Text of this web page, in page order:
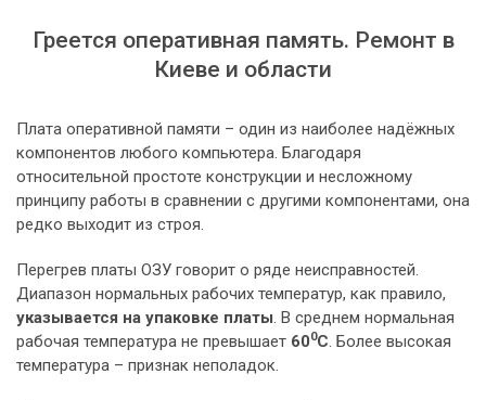
Греется оперативная память. Ремонт в
Киеве и области
Плата оперативной памяти – один из наиболее надёжных
компонентов любого компьютера. Благодаря
относительной простоте конструкции и несложному
принципу работы в сравнении с другими компонентами, она
редко выходит из строя.
Перегрев платы ОЗУ говорит о ряде неисправностей.
Диапазон нормальных рабочих температур, как правило,
указывается на упаковке платы. В среднем нормальная
рабочая температура не превышает 600С. Более высокая
температура – признак неполадок.